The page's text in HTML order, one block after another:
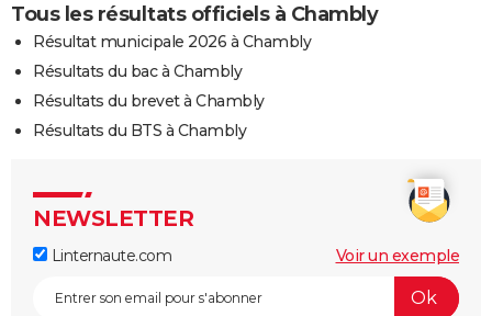
Tous les résultats officiels à Chambly
Résultat municipale 2026 à Chambly
Résultats du bac à Chambly
Résultats du brevet à Chambly
Résultats du BTS à Chambly
NEWSLETTER
Linternaute.com Voir un exemple